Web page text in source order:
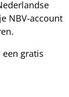
NBV-account
een gratis